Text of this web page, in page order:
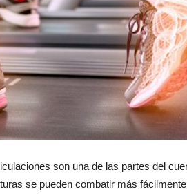
son una de las partes del
se pueden combatir más